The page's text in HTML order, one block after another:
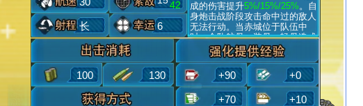
42
长 6
100 130 +90 +0
+70 +10
成的伤害提升5%/15%/25% 。自
身炮击战阶段攻击命中过的敌人
无法行动。当赤城位于队伍中
时，全队航母、装母、轻母造成
的伤害提升4%/7%/10%，全队J
国舰船造成的伤害提升4%/7%/1
0%